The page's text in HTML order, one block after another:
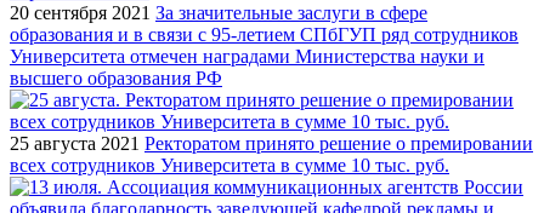
20 сентября 2021 За значительные заслуги в сфере
образования и в связи с 95-летием СПбГУП ряд сотрудников
Университета отмечен наградами Министерства науки и
высшего образования РФ
25 августа 2021 Ректоратом принято решение о премировании
всех сотрудников Университета в сумме 10 тыс. руб.